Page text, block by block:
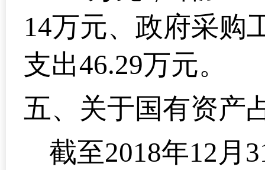
14万元、政府采购
支出46.29万元。
五、 关于国有资产
截至2018年12月